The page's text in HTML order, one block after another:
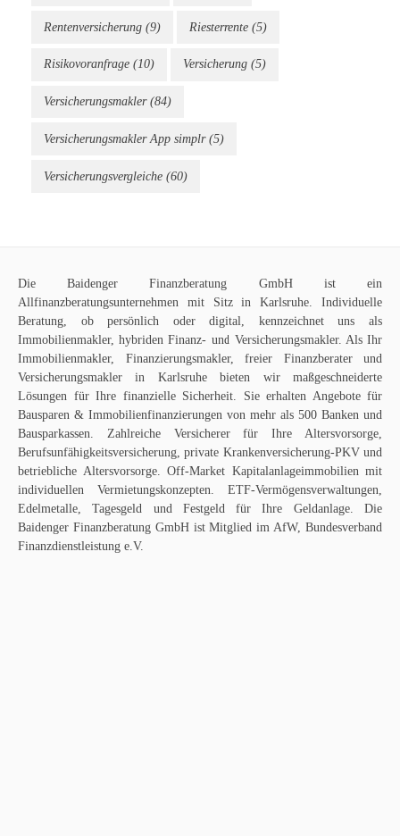
Rentenversicherung (9) Riesterrente (5)
Risikovoranfrage (10) Versicherung (5)
Versicherungsmakler(84)
Versicherungsmakler App simplr(5)
Versicherungsvergleiche (60)
DieBaidenger Finanzberatung GmbHist ein
Allfinanzberatungsunternehmen mit Sitz in Karlsruhe. Individuelle
Beratung, ob persönlich oder digital, kennzeichnet uns als
Immobilienmakler, hybriden Finanz- und Versicherungsmakler. Als Ihr
Immobilienmakler, Finanzierungsmakler, freier Finanzberater und
Versicherungsmakler in Karlsruhe bieten wir maßgeschneiderte
Lösungen für Ihre finanzielle Sicherheit. Sie erhalten Angebote für
Bausparen & Immobilienfinanzierungen von mehr als 500 Banken und
Bausparkassen. Zahlreiche Versicherer für Ihre Altersvorsorge
Berufsunfähigkeitsversicherung ,private Krankenversicherung-PKVund
betriebliche Altersvorsorge. Off-Market Kapitalanlageimmobilien mit
individuellen Vermietungskonzepten. ETF-Vermögensverwaltungen,
Edelmetalle, Tagesgeld und Festgeld für Ihre Geldanlage. Die
Baidenger Finanzberatung GmbH ist Mitglied im AfW, Bundesverband
Finanzdienstleistung e.V.